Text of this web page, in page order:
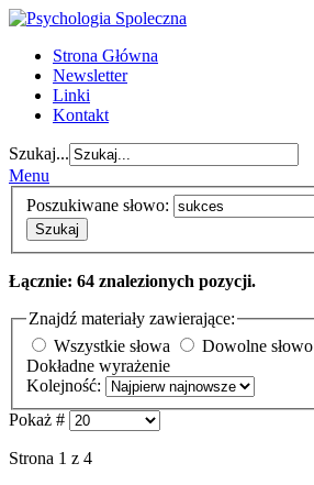
Strona Główna
Newsletter
Linki
Kontakt
Szukaj...
Menu
Poszukiwane słowo:
Szukaj
Łącznie: 64 znalezionych pozycji.
Znajdź materiały zawierające:
Wszystkie słowa
Dowolne słowo
Dokładne wyrażenie
Kolejność:
Pokaż #
Strona 1 z 4